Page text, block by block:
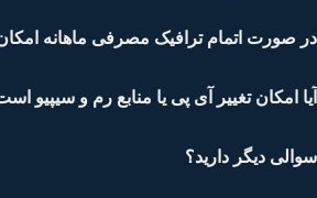
صورت اتمام ترافیک مصرفی ماهانه امکان
امکان تغییر آی پی یا منابع رم و سیپیو
دیگر دارید؟